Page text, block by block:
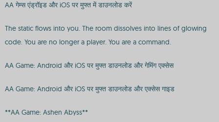
AA गेम्स एंड्रॉइड और iOS पर मुफ्त में डाउनलोड करें
The static flows into you. The room dissolves into lines of glowing
code. You are no longer a player. You are a command.
AA Game: Android और iOS पर मुफ्त डाउनलोड और गेमिंग एक्सेस
AA Game: Android और iOS पर मुफ्त डाउनलोड और एक्सेस गाइड
**AA Game: Ashen Abyss**